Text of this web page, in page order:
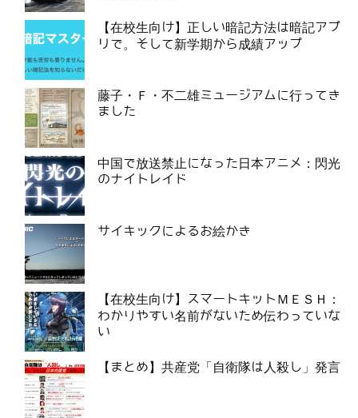
【在校生向け】正しい暗記方法は暗記アプ
リで。そして新学期から成績アップ
藤子・Ｆ・不二雄ミュージアムに行ってき
ました
中国で放送禁止になった日本アニメ：閃光
のナイトレイド
サイキックによるお絵かき
【在校生向け】スマートキットＭＥＳＨ：
わかりやすい名前がないため伝わっていな
い
【まとめ】共産党「自衛隊は人殺し」発言